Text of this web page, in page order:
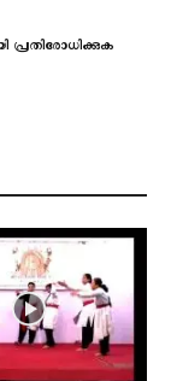
പ്രതിരോധിക്കുക